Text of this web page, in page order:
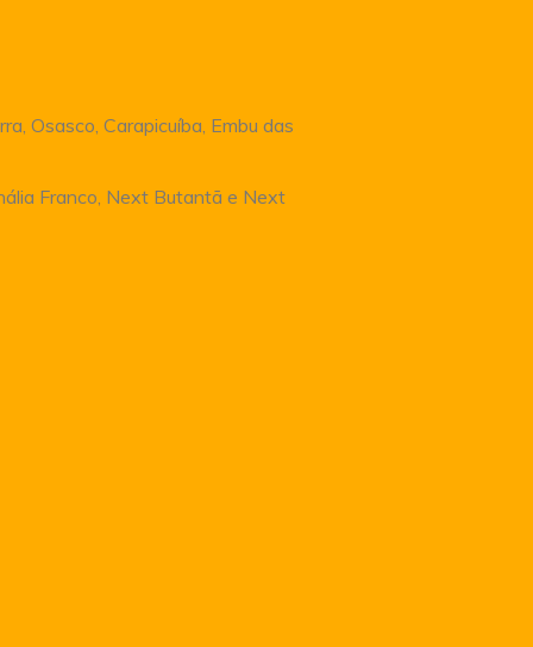
Osasco, Carapicuíba, Embu das
Franco, Next Butantã e Next